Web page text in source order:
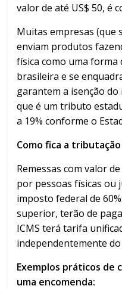
valor de até US$ 50, é
Muitas empresas (que
enviam produtos
física como uma forma
brasileira e se
garantem a isenção do
que é um tributo
a 19% conforme o
Como fica a
Remessas com valor
por pessoas físicas ou
imposto federal de
superior, terão de
ICMS terá tarifa
independentemente
Exemplos práticos de
uma encomenda: